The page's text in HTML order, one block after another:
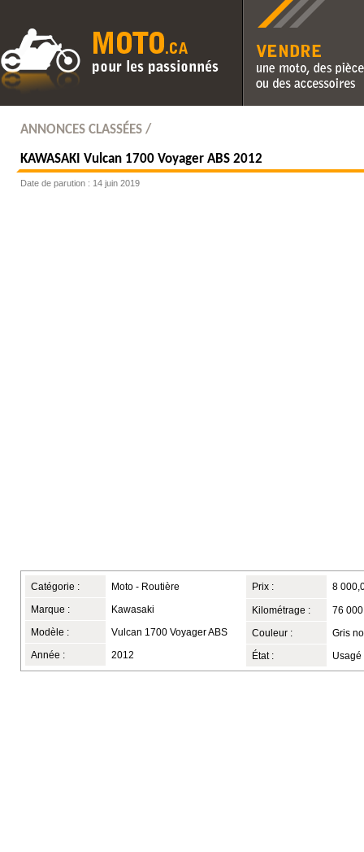
Vendre une moto, des
des accessoires
ANNONCES CLASSÉES /
KAWASAKI Vulcan 1700 Voyager ABS 2012
Date de parution : 14 juin 2019
Catégorie : Moto - Routière
Marque : Kawasaki
Modèle : Vulcan 1700 Voyager ABS
Année : 2012
Prix : 8
Kilométrage : 76
Couleur : Gris
État : Usagé